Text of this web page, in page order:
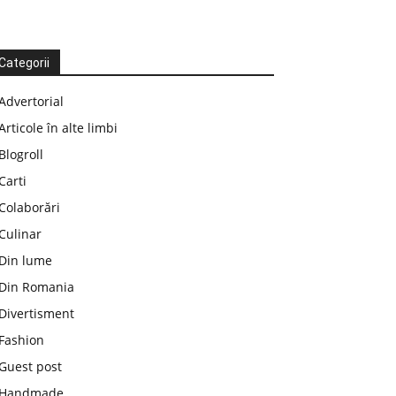
în alte limbi
Blogroll
Din lume
Din Romania
Divertisment
Fashion
post